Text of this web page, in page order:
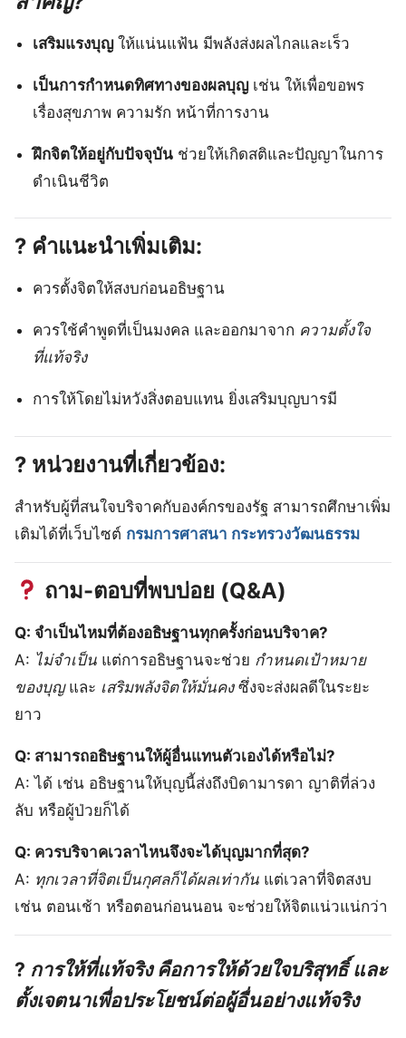
เสริมแรงบุญให้แน่นแฟ้น มีพลังส่งผลไกลและเร็ว
เป็นการกำหนดทิศทางของผลบุญเช่น ให้เพื่อขอพร
เรื่องสุขภาพ ความรัก หน้าที่การงาน
ฝึกจิตให้อยู่กับปัจจุบัน ช่วยให้เกิดสติและปัญญาในการ
ดำเนินชีวิต
? คำแนะนำเพิ่มเติม:
ควรตั้งจิตให้สงบก่อนอธิษฐาน
ควรใช้คำพูดที่เป็นมงคล และออกมาจาก ความตั้งใจ
ที่แท้จริง
การให้โดยไม่หวังสิ่งตอบแทน ยิ่งเสริมบุญบารมี
? หน่วยงานที่เกี่ยวข้อง:
สำหรับผู้ที่สนใจบริจาคกับองค์กรของรัฐ สามารถศึกษาเพิ่ม
เติมได้ที่เว็บไซต์ กรมการศาสนา กระทรวงวัฒนธรรม
ถาม-ตอบที่พบบ่อย (Q&A)
Q: จำเป็นไหมที่ต้องอธิษฐานทุกครั้งก่อนบริจาค?
A: ไม่จำเป็น แต่การอธิษฐานจะช่วย กำหนดเป้าหมาย
ของบุญและ เสริมพลังจิตให้มั่นคงซึ่งจะส่งผลดีในระยะ
ยาว
Q: สามารถอธิษฐานให้ผู้อื่นแทนตัวเองได้หรือไม่?
A: ได้ เช่น อธิษฐานให้บุญนี้ส่งถึงบิดามารดา ญาติที่ล่วง
ลับ หรือผู้ป่วยก็ได้
Q: ควรบริจาคเวลาไหนจึงจะได้บุญมากที่สุด?
A: ทุกเวลาที่จิตเป็นกุศลก็ได้ผลเท่ากัน แต่เวลาที่จิตสงบ
เช่น ตอนเช้า หรือตอนก่อนนอน จะช่วยให้จิตแน่วแน่กว่า
?️ การให้ที่แท้จริง คือการให้ด้วยใจบริสุทธิ์ และ
ตั้งเจตนาเพื่อประโยชน์ต่อผู้อื่นอย่างแท้จริง